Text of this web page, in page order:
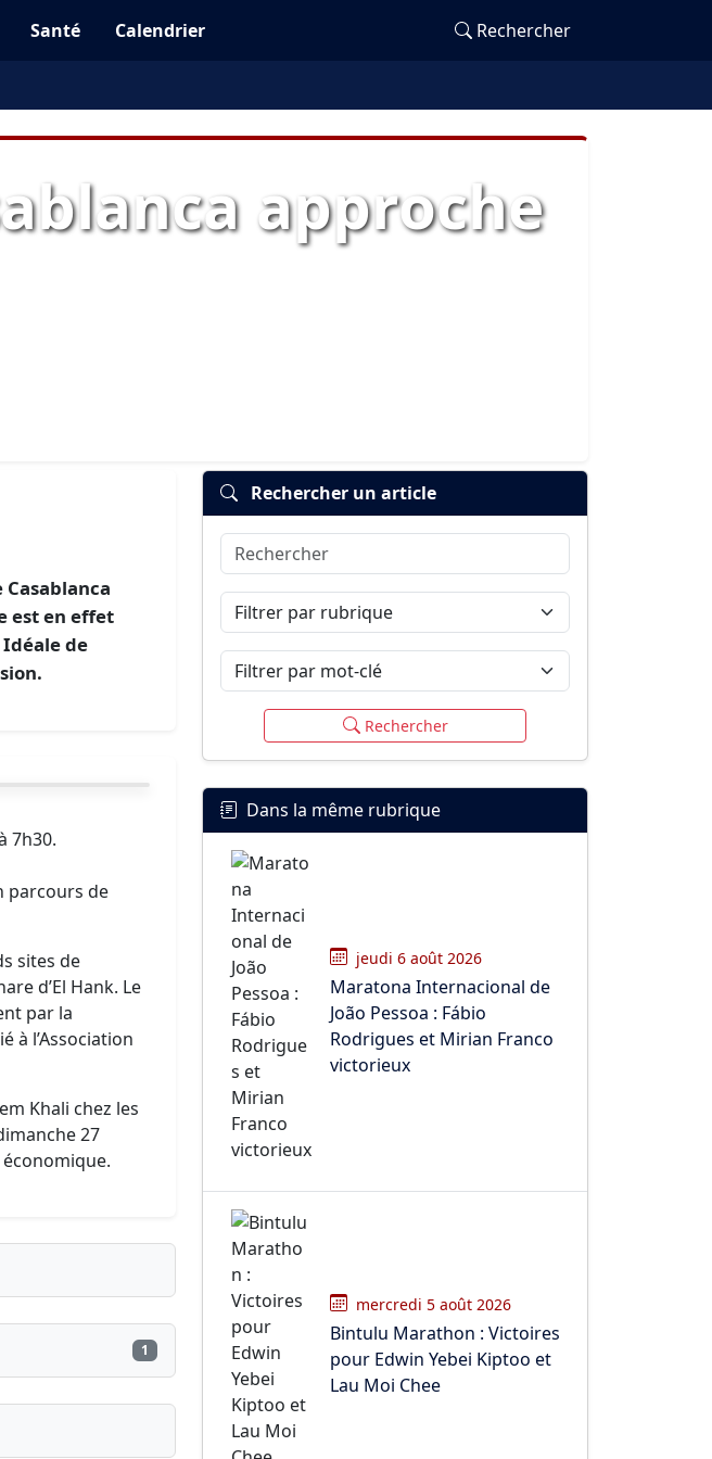
Santé Calendrier Rechercher
approche
est en effet
de
7h30.
parcours de
sites de
d’El Hank. Le
par la
à l’Association
Khali chez les
27
1
Rechercher un article
Rechercher
Filtrer par rubrique
Filtrer par mot-clé
Rechercher
Dans la même rubrique
jeudi 6 août 2026
Maratona Internacional de
João Pessoa : Fábio
Rodrigues et Mirian Franco
victorieux
mercredi 5 août 2026
Bintulu Marathon : Victoires
pour Edwin Yebei Kiptoo et
Lau Moi Chee